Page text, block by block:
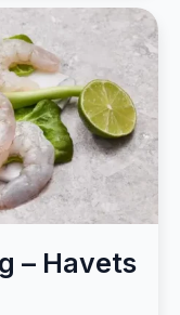
– Havets